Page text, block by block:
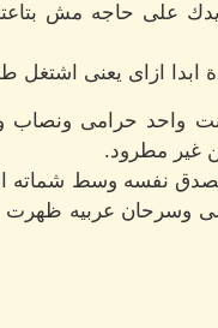
على حاجه مش
اشتغل طول 20 سنه وفى الاخر
واحد حرامى
غير مطرود.
وسط شماته
عربيه ظهرت